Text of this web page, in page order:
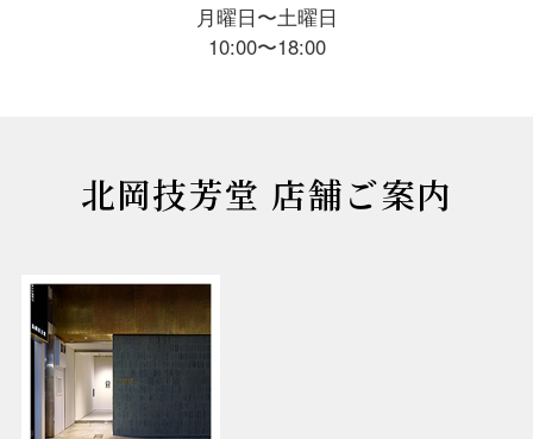
月曜日〜土曜日
10:00〜18:00
北岡技芳堂 店舗ご案内